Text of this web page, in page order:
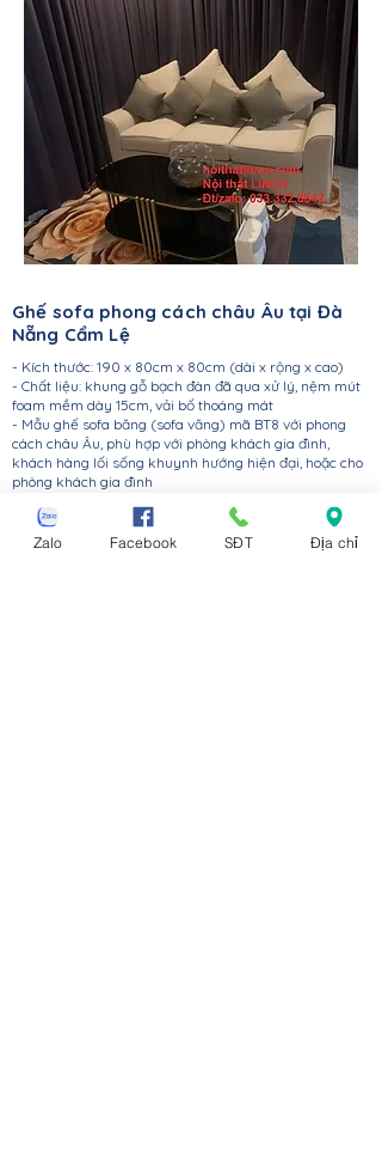
Ghế sofa phong cách châu Âu tại Đà
Nẵng Cẩm Lệ
- Kích thước: 190 x 80cm x 80cm (dài x rộng x cao)
- Chất liệu: khung gỗ bạch đàn đã qua xử lý, nệm mút
foam mềm dày 15cm, vải bố thoáng mát
- Mẫu ghế sofa băng (sofa văng) mã BT8 với phong
cách châu Âu, phù hợp với phòng khách gia đình,
khách hàng lối sống khuynh hướng hiện đại, hoặc cho
phòng khách gia đình
ngoài ra khách hàng có thể đặt hàng tùy theo nhu cầu
khách nhau từ kích thước 1m4-1m5 (2 chỗ ngồi) cho
Zalo Facebook SĐT Địa chỉ